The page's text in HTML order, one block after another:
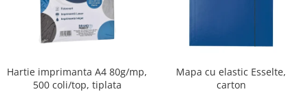
Markere diverse
Carioci si creioane colorate
Rezerve instrumente scris
Ascutitori, radiere, agrafe
Hartie imprimanta A4 80g/mp,
500 coli/top, tiplata
Mapa cu elastic Esselte,
carton